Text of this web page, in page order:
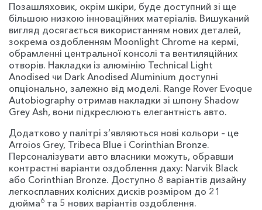
Позашляховик, окрім шкіри, буде доступний зі ще
більшою низкою інноваційних матеріалів. Вишуканий
вигляд досягається використанням нових деталей,
зокрема оздобленням Moonlight Chrome на кермі,
обрамленні центральної консолі та вентиляційних
отворів. Накладки із алюмінію Technical Light
Anodised чи Dark Anodised Aluminium доступні
опціонально, залежно від моделі. Range Rover Evoque
Autobiography отримав накладки зі шпону Shadow
Grey Ash, вони підкреслюють елегантність авто.
Додатково у палітрі з’являються нові кольори – це
Arroios Grey, Tribeca Blue і Corinthian Bronze.
Персоналізувати авто власники можуть, обравши
контрастні варіанти оздоблення даху: Narvik Black
або Corinthian Bronze. Доступно 8 варіантів дизайну
легкосплавних колісних дисків розміром до 21
дюйма6 та 5 нових варіантів оздоблення.